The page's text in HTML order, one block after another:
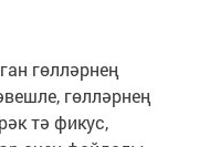
гөлләрнең
гөлләрнең
тә фикус,